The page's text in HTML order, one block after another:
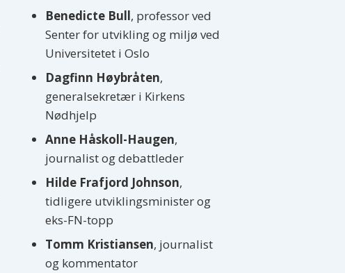
Benedicte Bull, professor ved
Senter for utvikling og miljø ved
Universitetet i Oslo
Dagfinn Høybråten,
generalsekretær i Kirkens
Nødhjelp
Anne Håskoll-Haugen,
journalist og debattleder
Hilde Frafjord Johnson,
tidligere utviklingsminister og
eks-FN-topp
Tomm Kristiansen, journalist
og kommentator